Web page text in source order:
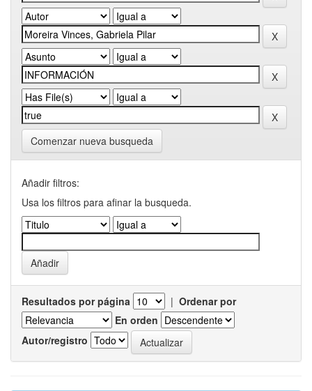
Comenzar nueva busqueda
Añadir filtros:
Usa los filtros para afinar la busqueda.
Resultados por página | Ordenar por
En orden
Autor/registro